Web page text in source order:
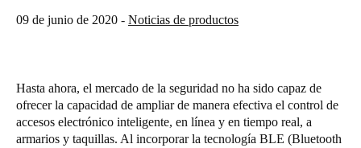
Mexico
Español
Chile
09 de junio de 2020 - Noticias de productos
Hasta ahora, el mercado de la seguridad no ha sido capaz de
ofrecer la capacidad de ampliar de manera efectiva el control de
accesos electrónico inteligente, en línea y en tiempo real, a
armarios y taquillas. Al incorporar la tecnología BLE (Bluetooth